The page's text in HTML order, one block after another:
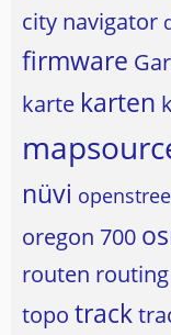
city navigator
firmware
karte karten
nüvi
oregon 700
routen routing
topo track